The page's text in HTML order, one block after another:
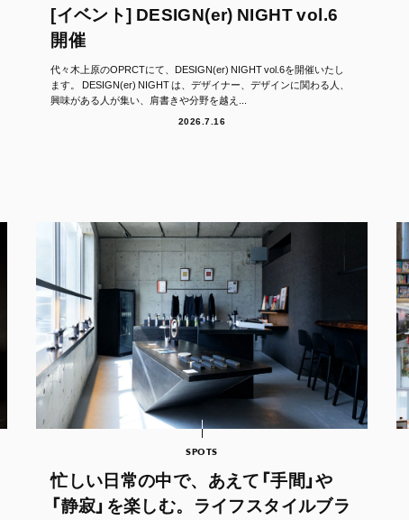
[イベント] DESIGN(er) NIGHT vol.6
開催
代々木上原のOPRCTにて、DESIGN(er) NIGHT vol.6を開催いたし
ます。 DESIGN(er) NIGHT は、デザイナー、デザインに関わる人、
興味がある人が集い、肩書きや分野を越え...
2026.7.16
SPOTS
忙しい日常の中で、あえて「手間」や
「静寂」を楽しむ。ライフスタイルブラ